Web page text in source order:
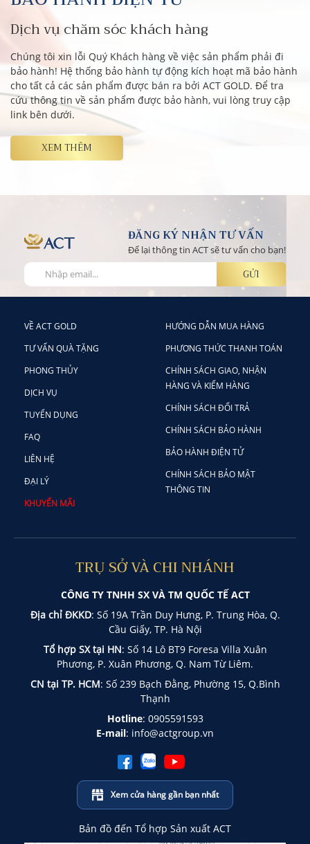
ĐĂNG KÝ NHẬN TƯ VẤN
Để lại thông tin ACT sẽ tư vấn cho bạn!
Dịch vụ chăm sóc khách hàng
Chúng tôi xin lỗi Quý Khách hàng về việc sản phẩm phải đi
bảo hành! Hệ thống bảo hành tự động kích hoạt mã bảo hành
cho tất cả các sản phẩm được bán ra bởi ACT GOLD. Để tra
cứu thông tin về sản phẩm được bảo hành, vui lòng truy cập
link bên dưới.
XEM THÊM
VỀ ACT GOLD
TƯ VẤN QUÀ TẶNG
PHONG THỦY
DỊCH VỤ
TUYỂN DỤNG
FAQ
LIÊN HỆ
ĐẠI LÝ
KHUYẾN MÃI
HƯỚNG DẪN MUA HÀNG
PHƯƠNG THỨC THANH TOÁN
CHÍNH SÁCH GIAO, NHẬN
HÀNG VÀ KIỂM HÀNG
CHÍNH SÁCH ĐỔI TRẢ
CHÍNH SÁCH BẢO HÀNH
BẢO HÀNH ĐIỆN TỬ
CHÍNH SÁCH BẢO MẬT
THÔNG TIN
TRỤ SỞ VÀ CHI NHÁNH
CÔNG TY TNHH SX VÀ TM QUỐC TẾ ACT
Địa chỉ ĐKKD: Số 19A Trần Duy Hưng, P. Trung Hòa, Q.
Cầu Giấy, TP. Hà Nội
Tổ hợp SX tại HN: Số 14 Lô BT9 Foresa Villa Xuân
Phương, P. Xuân Phương, Q. Nam Từ Liêm.
CN tại TP. HCM: Số 239 Bạch Đằng, Phường 15, Q.Bình
Thạnh
Hotline: 0905591593
E-mail: info@actgroup.vn
Xem cửa hàng gần bạn nhất
Bản đồ đến Tổ hợp Sản xuất ACT